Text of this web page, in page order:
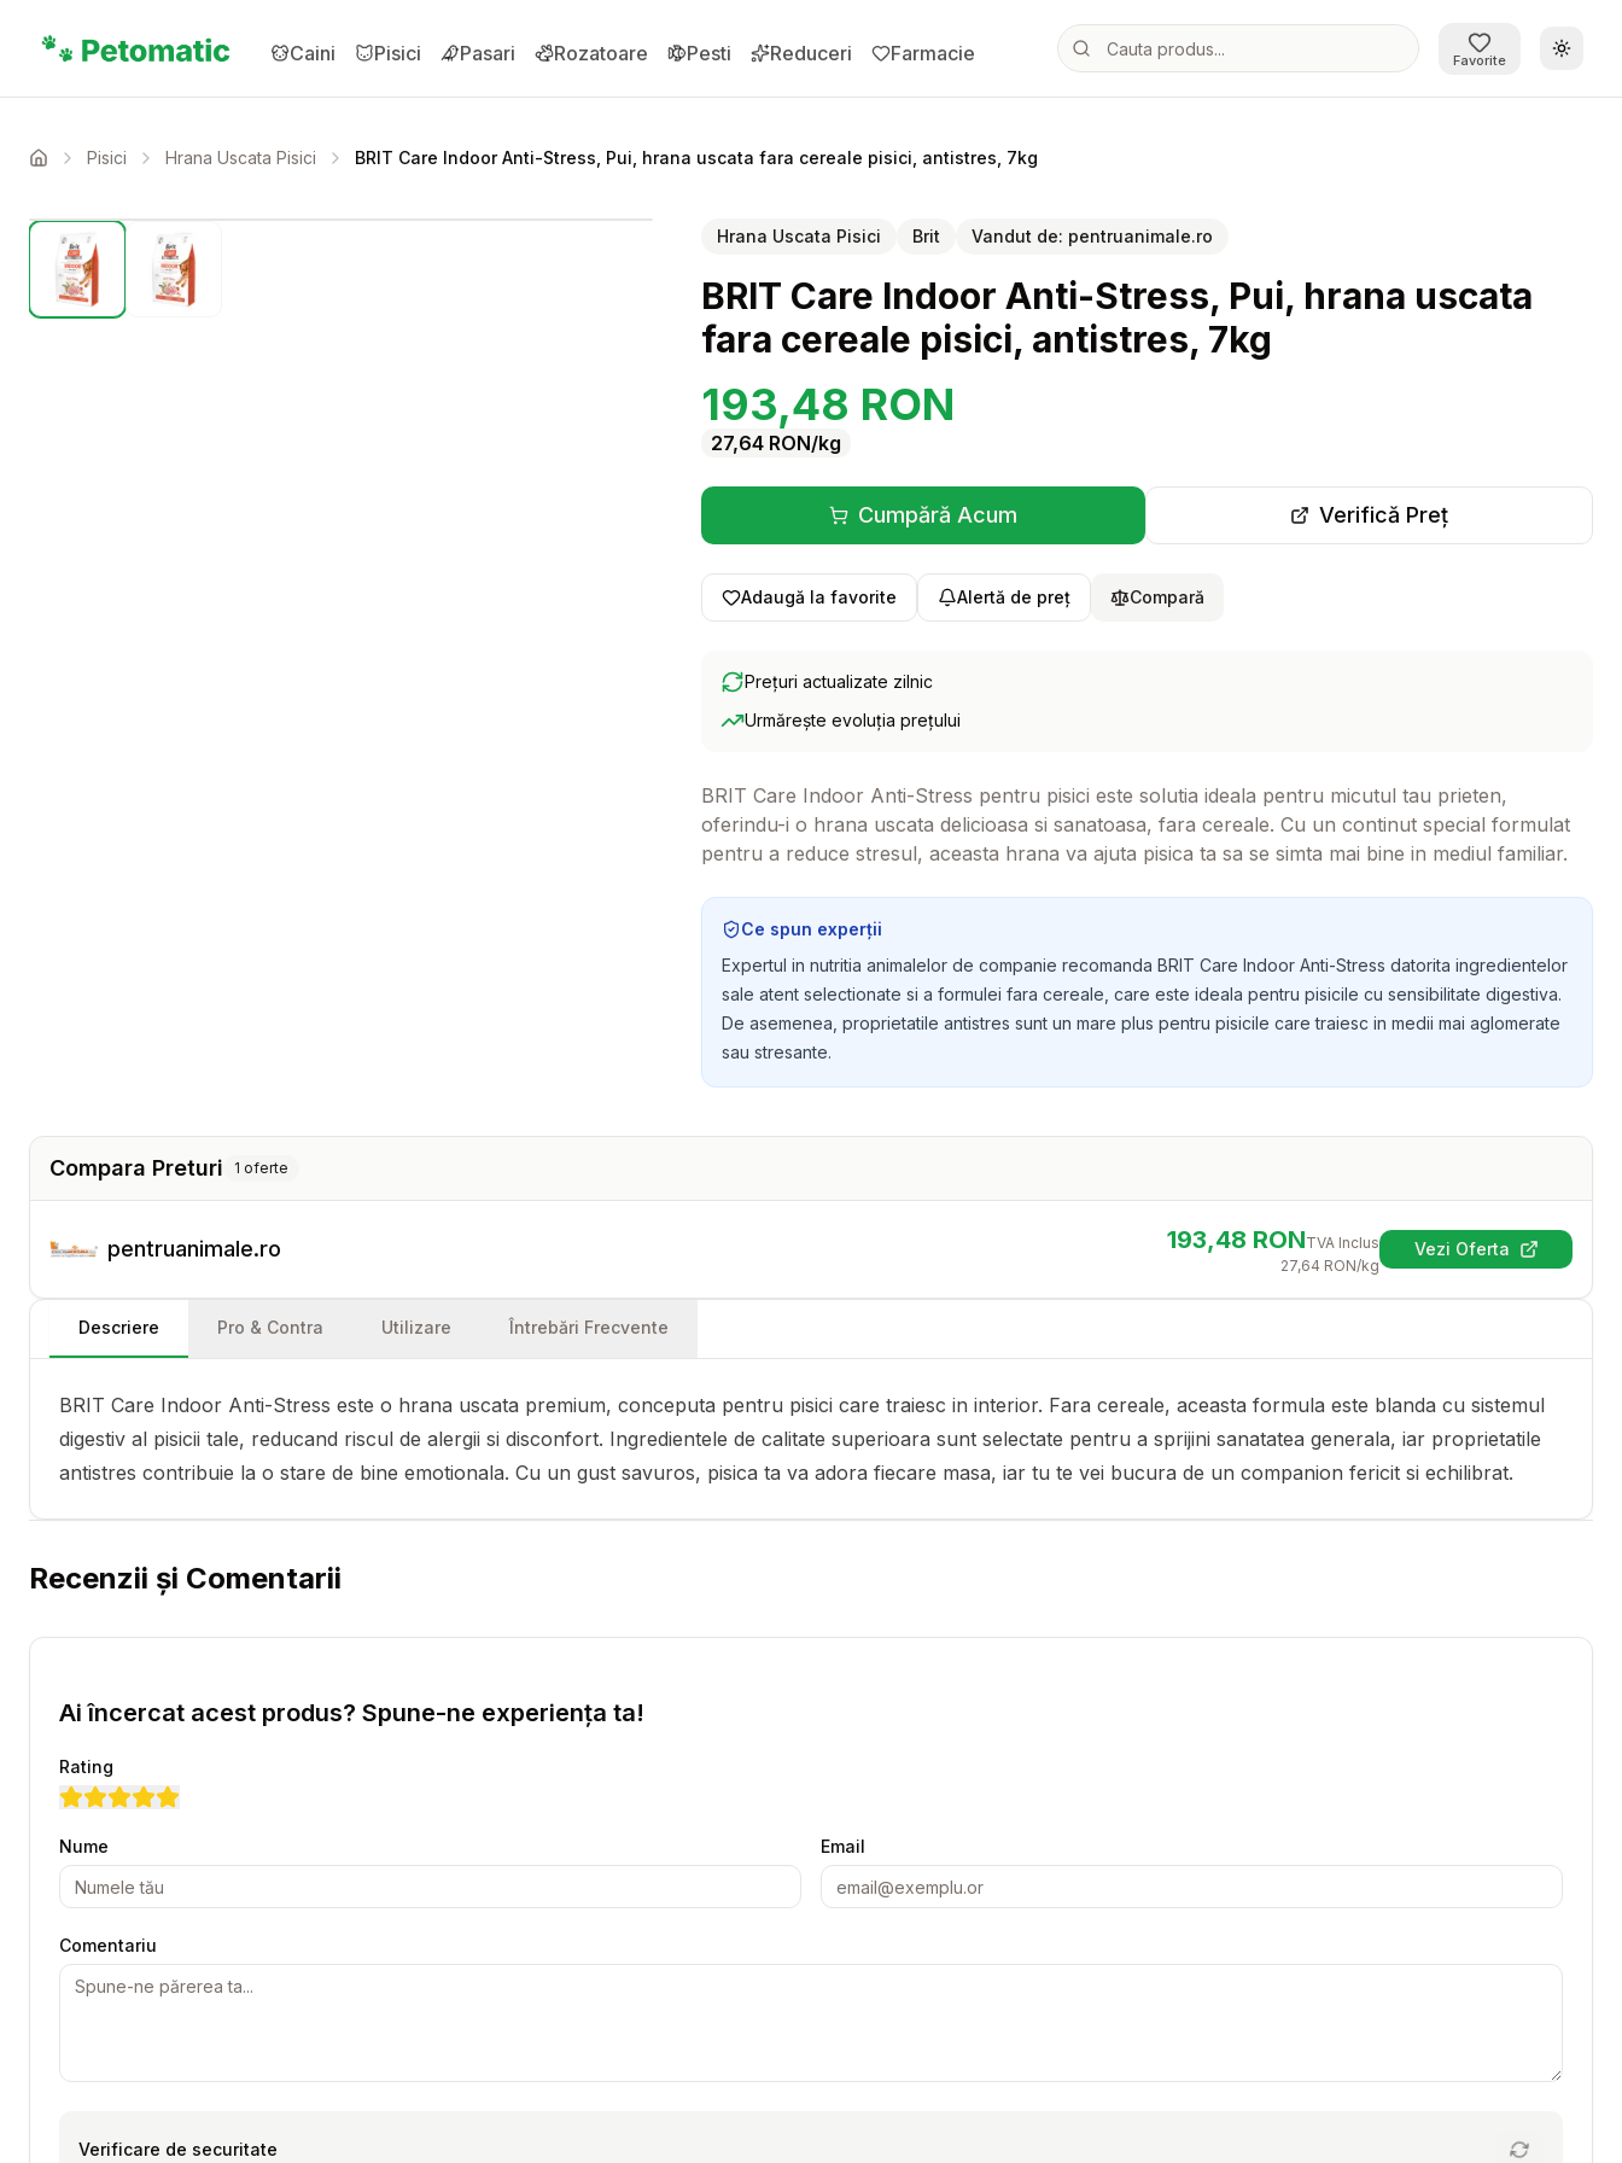
Caini
Pisici Pasari Rozatoare Pesti Reduceri Farmacie Favorite
Acasa Pisici Hrana Uscata Pisici
BRIT Care Indoor Anti-Stress, Pui, hrana uscata fara cereale pisici, antistres, 7kg
Hrana Uscata Pisici Brit Vandut de: pentruanimale.ro
BRIT Care Indoor Anti-Stress, Pui, hrana uscata
fara cereale pisici, antistres, 7kg
193,48 RON
27,64 RON/kg
Cumpără Acum
(se deschide într-o filă nouă)
Verifică Preț
(se deschide într-o filă
Adaugă la favorite Alertă de preț Compară
Prețuri actualizate zilnic
Urmărește evoluția prețului
BRIT Care Indoor Anti-Stress pentru pisici este solutia ideala pentru micutul tau prieten,
oferindu-i o hrana uscata delicioasa si sanatoasa, fara cereale. Cu un continut special formulat
pentru a reduce stresul, aceasta hrana va ajuta pisica ta sa se simta mai bine in mediul familiar.
Ce spun experții
Expertul in nutritia animalelor de companie recomanda BRIT Care Indoor Anti-Stress datorita ingredientelor
sale atent selectionate si a formulei fara cereale, care este ideala pentru pisicile cu sensibilitate digestiva.
De asemenea, proprietatile antistres sunt un mare plus pentru pisicile care traiesc in medii mai aglomerate
sau stresante.
Compara Preturi 1 oferte
pentruanimale.ro 193,48 RONTVA Inclus
27,64 RON/kg
Vezi Oferta(se deschide
Descriere Pro & Contra Utilizare Întrebări Frecvente
BRIT Care Indoor Anti-Stress este o hrana uscata premium, conceputa pentru pisici care traiesc in interior. Fara cereale, aceasta formula este blanda cu sistemul
digestiv al pisicii tale, reducand riscul de alergii si disconfort. Ingredientele de calitate superioara sunt selectate pentru a sprijini sanatatea generala, iar proprietatile
antistres contribuie la o stare de bine emotionala. Cu un gust savuros, pisica ta va adora fiecare masa, iar tu te vei bucura de un companion fericit si echilibrat.
Recenzii și Comentarii
Ai încercat acest produs? Spune-ne experiența ta!
Rating
Nume Email
Comentariu
Verificare de securitate